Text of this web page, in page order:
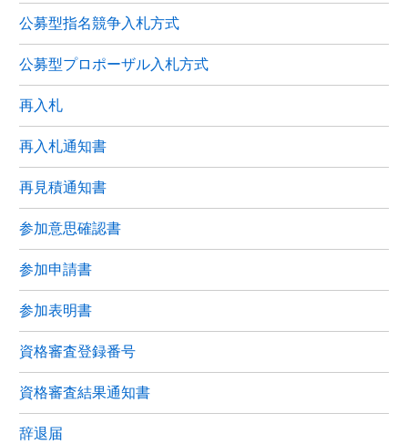
公募型指名競争入札方式
公募型プロポーザル入札方式
再入札
再入札通知書
再見積通知書
参加意思確認書
参加申請書
参加表明書
資格審査登録番号
資格審査結果通知書
辞退届